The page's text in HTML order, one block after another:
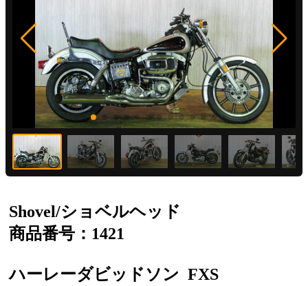
Shovel/ショベルヘッド
商品番号：1421
ハーレーダビッドソン FXS